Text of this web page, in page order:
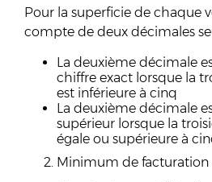
Pour la superficie de chaque
compte de deux décimales
La deuxième décimale
chiffre exact lorsque la
est inférieure à cinq
La deuxième décimale
supérieur lorsque la
égale ou supérieure à
Minimum de facturation